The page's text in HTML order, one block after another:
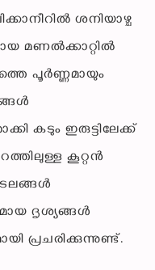
ശനിയാഴ്ച
മണൽക്കാറ്റിൽ
പൂർണ്ണമായും
കടും ഇരുട്ടിലേക്ക്
കൂറ്റൻ
ദൃശ്യങ്ങൾ
പ്രചരിക്കുന്നുണ്ട്.